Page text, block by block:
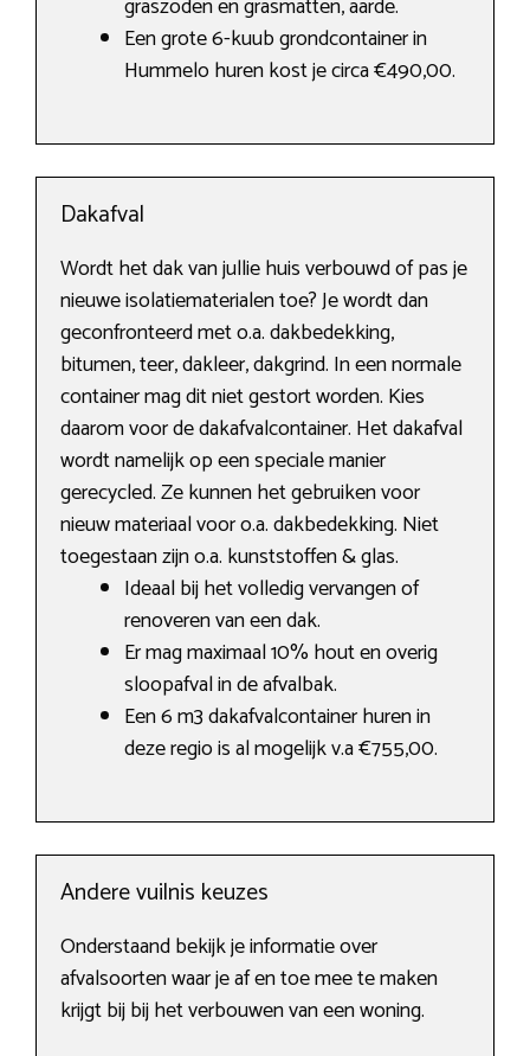
graszoden en grasmatten, aarde.
Een grote 6-kuub grondcontainer in
Hummelo huren kost je circa €490,00.
Dakafval
Wordt het dak van jullie huis verbouwd of pas je
nieuwe isolatiematerialen toe? Je wordt dan
geconfronteerd met o.a. dakbedekking,
bitumen, teer, dakleer, dakgrind. In een normale
container mag dit niet gestort worden. Kies
daarom voor de dakafvalcontainer. Het dakafval
wordt namelijk op een speciale manier
gerecycled. Ze kunnen het gebruiken voor
nieuw materiaal voor o.a. dakbedekking. Niet
toegestaan zijn o.a. kunststoffen & glas.
Ideaal bij het volledig vervangen of
renoveren van een dak.
Er mag maximaal 10% hout en overig
sloopafval in de afvalbak.
Een 6 m3 dakafvalcontainer huren in
deze regio is al mogelijk v.a €755,00.
Andere vuilnis keuzes
Onderstaand bekijk je informatie over
afvalsoorten waar je af en toe mee te maken
krijgt bij bij het verbouwen van een woning.